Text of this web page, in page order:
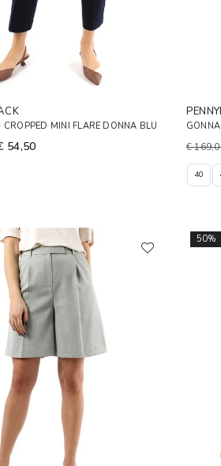
CROPPED MINI FLARE DONNA BLU
54,50 €
40
50%